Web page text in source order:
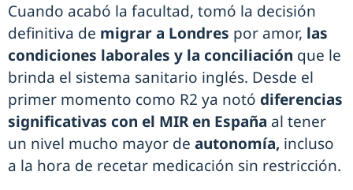
Cuando acabó la facultad, tomó la decisión
definitiva de migrar a Londres por amor, las
condiciones laborales y la conciliación que le
brinda el sistema sanitario inglés. Desde el
primer momento como R2 ya notó diferencias
significativas con el MIR en España al tener
un nivel mucho mayor de autonomía, incluso
a la hora de recetar medicación sin restricción.